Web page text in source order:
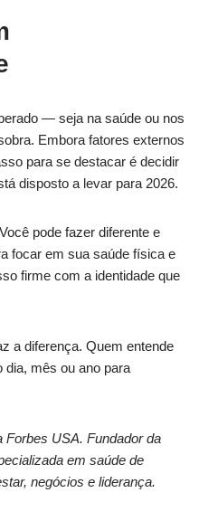
— seja na saúde ou nos
Embora fatores externos
para se destacar é decidir
disposto a levar para 2026.
pode fazer diferente e
focar em sua saúde física e
firme com a identidade que
a diferença. Quem entende
dia, mês ou ano para
Forbes USA. Fundador da
em saúde de
negócios e liderança.